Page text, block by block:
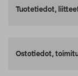
Tuotetiedot,
Ostotiedot,